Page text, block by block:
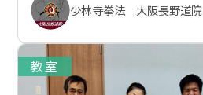
少林寺拳法 大阪長野道院
教室